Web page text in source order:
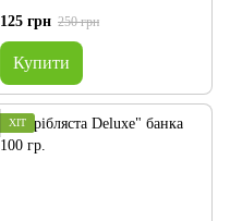
125 грн 250 грн
Купити
ХІТ